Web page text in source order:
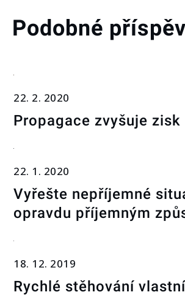
Podobné
22. 2. 2020
Propagace zvyšuje zisk
22. 1. 2020
Vyřešte nepříjemné
opravdu příjemným
18. 12. 2019
Rychlé stěhování